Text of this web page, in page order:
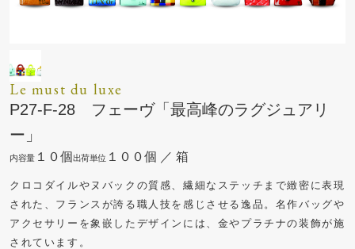
Le must du luxe
P27-F-28 フェーヴ「最高峰のラグジュアリ
ー」
１０個 １００個 ／ 箱
クロコダイルやヌバックの質感、繊細なステッチまで緻密に表現
された、フランスが誇る職人技を感じさせる逸品。名作バッグや
アクセサリーを象嵌したデザインには、金やプラチナの装飾が施
されています。